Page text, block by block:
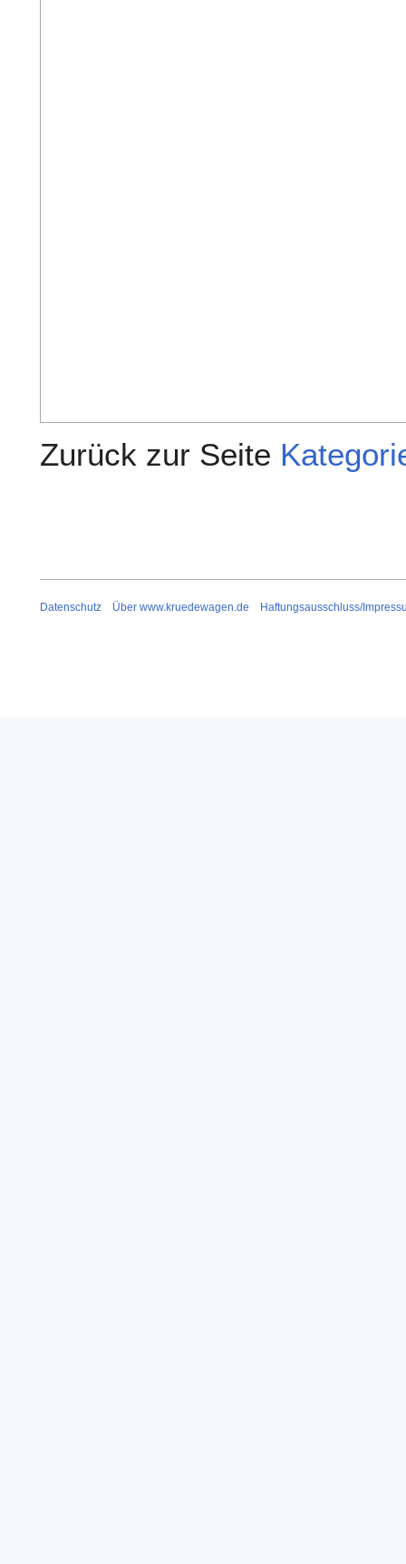
Zurück zur Seite
Datenschutz Über www.kruedewagen.de Haftungsausschluss/